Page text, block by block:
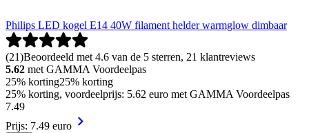
Philips LED kogel E14 40W filament helder warmglow dimbaar
(21)Beoordeeld met 4.6 van de 5 sterren, 21 klantreviews
5.62 met GAMMA Voordeelpas
25% korting25% korting
25% korting, voordeelprijs: 5.62 euro met GAMMA Voordeelpas
7.49
Prijs: 7.49 euro